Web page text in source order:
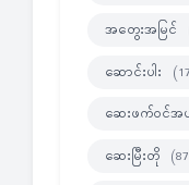
အတွေးအမြင်
ဆောင်းပါး
ဆေးဖက်ဝင်အ
ဆေးမြီးတို